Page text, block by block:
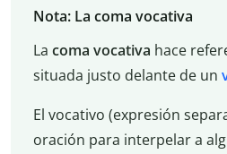
Nota: La coma vocativa
La coma vocativa hace
situada justo delante de un
El vocativo (expresión
oración para interpelar a